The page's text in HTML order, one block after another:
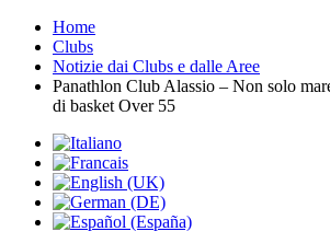
Home
Clubs
Notizie dai Clubs e dalle Aree
Panathlon Club Alassio – Non solo
di basket Over 55